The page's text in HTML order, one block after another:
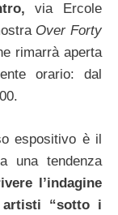
via Ercole
Over Forty
rimarrà aperta
orario: dal
espositivo è il
una tendenza
l’indagine
artisti “sotto i